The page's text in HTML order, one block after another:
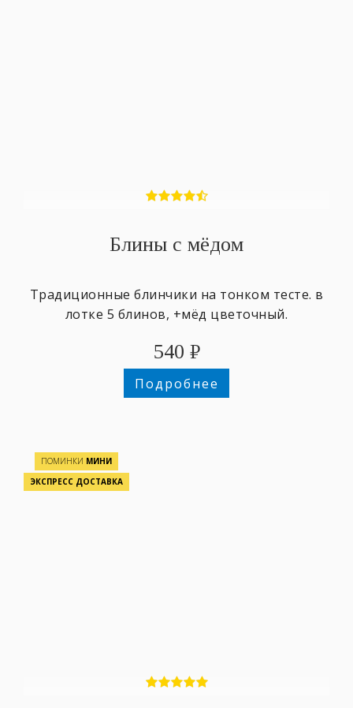
Блины с мёдом
Традиционные блинчики на тонком тесте. в
лотке 5 блинов, +мёд цветочный.
540 ₽
Подробнее
ПОМИНКИ МИНИ
ЭКСПРЕСС ДОСТАВКА